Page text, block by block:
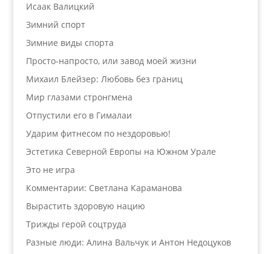
Исаак Валицкий
Зимний спорт
Зимние виды спорта
Просто-напросто, или завод моей жизни
Михаил Блейзер: Любовь без границ
Мир глазами стронгмена
Отпустили его в Гималаи
Ударим фитнесом по нездоровью!
Эстетика Северной Европы на Южном Урале
Это не игра
Комментарии: Светлана Караманова
Вырастить здоровую нацию
Трижды герой соцтруда
Разные люди: Алина Вальчук и Антон Недоцуков